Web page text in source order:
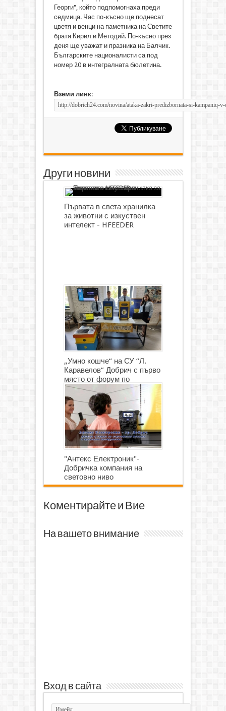
Георги", който подпомогнаха преди
седмица. Час по-късно ще поднесат
цветя и венци на паметника на Светите
братя Кирил и Методий. По-късно през
деня ще уважат и празника на Балчик.
Българските националисти са под
номер 20 в интегралната бюлетина.
Вземи линк:
Други новини
Първата в света хранилка
за животни с изкуствен
интелект - HFEEDER
„Умно кошче“ на СУ “Л.
Каравелов” Добрич с първо
място от форум по
роботика
"Антекс Електроник"-
Добричка компания на
световно ниво
Коментирайте и Вие
На вашето внимание
Вход в сайта